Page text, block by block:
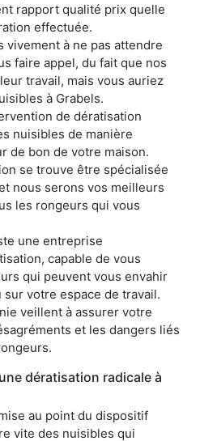
rapport qualité prix quelle
effectuée.
vivement à ne pas attendre
faire appel, du fait que nos
travail, mais vous auriez
à Grabels.
de dératisation
nuisibles de manière
de bon de votre maison.
se trouve être spécialisée
nous serons vos meilleurs
les rongeurs qui vous
une entreprise
capable de vous
qui peuvent vous envahir
votre espace de travail.
veillent à assurer votre
et les dangers liés
dératisation radicale à
au point du dispositif
vite des nuisibles qui